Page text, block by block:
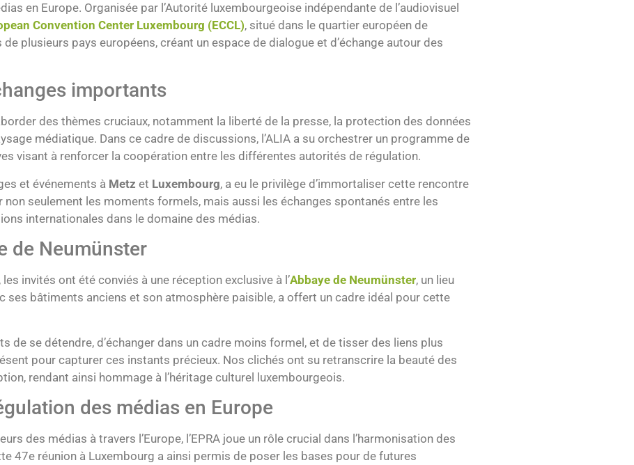
en Europe. Organisée par l’Autorité luxembourgeoise indépendante de l’audiovisuel
Convention Center Luxembourg (ECCL), situé dans le quartier européen de
plusieurs pays européens, créant un espace de dialogue et d’échange autour des
importants
des thèmes cruciaux, notamment la liberté de la presse, la protection des données
médiatique. Dans ce cadre de discussions, l’ALIA a su orchestrer un programme de
visant à renforcer la coopération entre les différentes autorités de régulation.
et événements à Metz et Luxembourg, a eu le privilège d’immortaliser cette rencontre
seulement les moments formels, mais aussi les échanges spontanés entre les
internationales dans le domaine des médias.
de Neumünster
invités ont été conviés à une réception exclusive à l’Abbaye de Neumünster, un lieu
ses bâtiments anciens et son atmosphère paisible, a offert un cadre idéal pour cette
se détendre, d’échanger dans un cadre moins formel, et de tisser des liens plus
pour capturer ces instants précieux. Nos clichés ont su retranscrire la beauté des
rendant ainsi hommage à l’héritage culturel luxembourgeois.
des médias en Europe
des médias à travers l’Europe, l’EPRA joue un rôle crucial dans l’harmonisation des
47e réunion à Luxembourg a ainsi permis de poser les bases pour de futures